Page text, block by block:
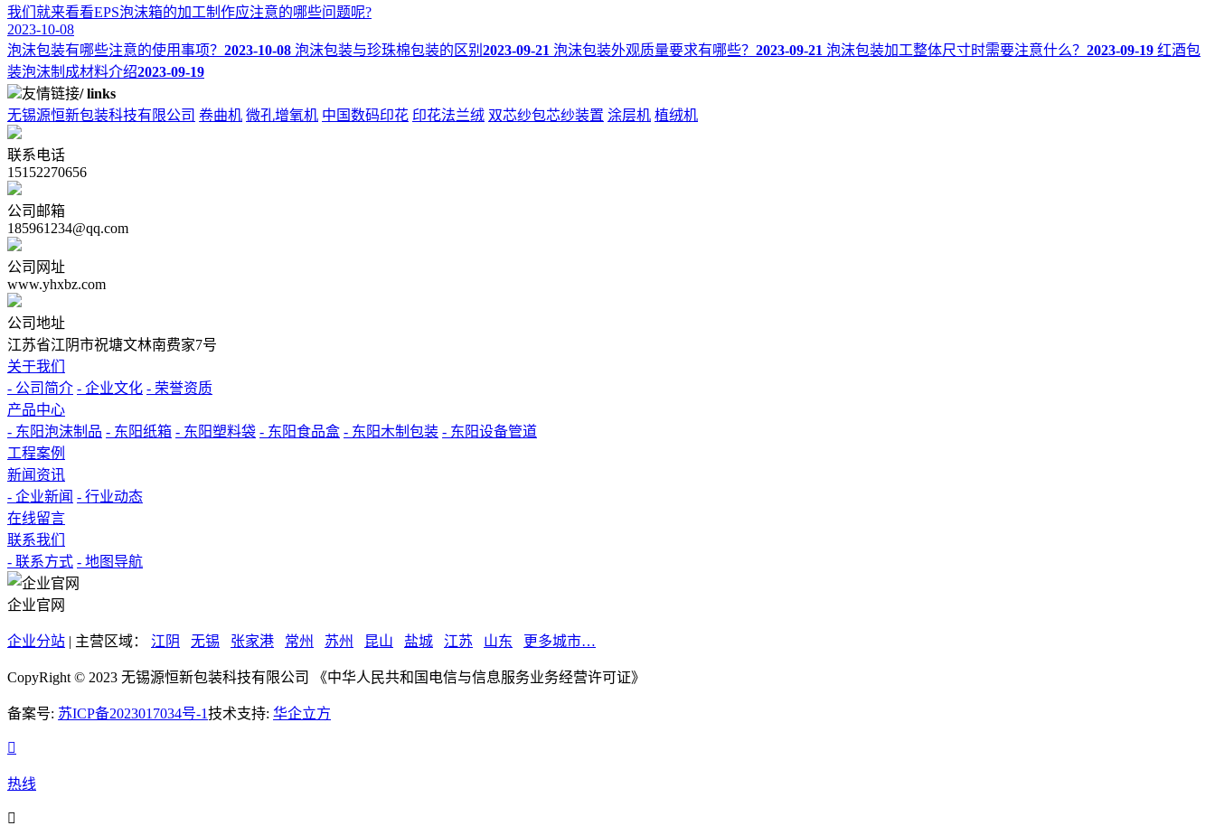
我们就来看看EPS泡沫箱的加工制作应注意的哪些问题呢?
2023-10-08
泡沫包装有哪些注意的使用事项？ 2023-10-08 泡沫包装与珍珠棉包装的区别 2023-09-21 泡沫包装外观质量要求有哪些？ 2023-09-21 泡沫包装加工整体尺寸时需要注意什么？ 2023-09-19 红酒包
装泡沫制成材料介绍2023-09-19
友情链接/ links
无锡源恒新包装科技有限公司 卷曲机 微孔增氧机 中国数码印花 印花法兰绒 双芯纱包芯纱装置 涂层机 植绒机
联系电话
15152270656
公司邮箱
185961234@qq.com
公司网址
www.yhxbz.com
公司地址
江苏省江阴市祝塘文林南费家7号
关于我们
- 公司简介 - 企业文化 - 荣誉资质
产品中心
- 东阳泡沫制品 - 东阳纸箱 - 东阳塑料袋 - 东阳食品盒 - 东阳木制包装 - 东阳设备管道
工程案例
新闻资讯
- 企业新闻 - 行业动态
在线留言
联系我们
- 联系方式 - 地图导航
企业官网
企业分站 | 主营区域： 江阴 无锡 张家港 常州 苏州 昆山 盐城 江苏 山东 更多城市…
CopyRight © 2023 无锡源恒新包装科技有限公司 《中华人民共和国电信与信息服务业务经营许可证》
备案号: 苏ICP备2023017034号-1技术支持: 华企立方

热线
